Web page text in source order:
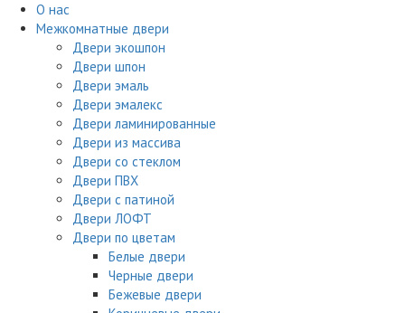
О нас
Межкомнатные двери
Двери экошпон
Двери шпон
Двери эмаль
Двери эмалекс
Двери ламинированные
Двери из массива
Двери со стеклом
Двери ПВХ
Двери с патиной
Двери ЛОФТ
Двери по цветам
Белые двери
Черные двери
Бежевые двери